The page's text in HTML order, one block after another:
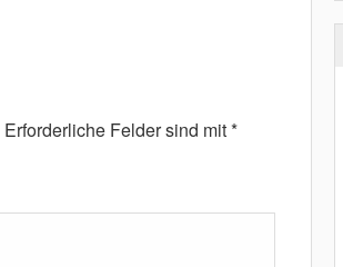
Erforderliche Felder sind mit*